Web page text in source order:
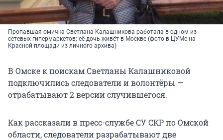
Пропавшая омичка Светлана Калашникова работала в одном из
сетевых гипермаркетов; её дочь живёт в Москве (фото в ЦУМе на
Красной площади из личного архива)
В Омске к поискам Светланы Калашниковой
подключились следователи и волонтёры —
отрабатывают 2 версии случившегося.
Как рассказали в пресс-службе СУ СКР по Омской
области, следователи разрабатывают две